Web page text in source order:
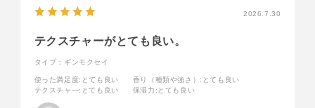
2026.7.30
テクスチャーがとても良い。
タイプ：ギンモクセイ
使った満足度:とても良い 香り（種類や強さ） :とても良い
テクスチャ―:とても良い 保湿力 :とても良い